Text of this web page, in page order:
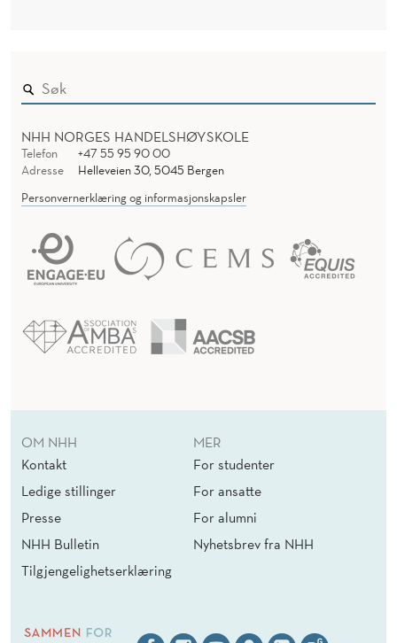
NHH NORGES HANDELSHØYSKOLE
Telefon
+47 55 95 90 00
Adresse
Helleveien 30, 5045 Bergen
Personvernerklæring og informasjonskapsler
OM NHH
Kontakt
Ledige stillinger
Presse
NHH Bulletin
Tilgjengelighetserklæring
MER
For studenter
For ansatte
For alumni
Nyhetsbrev fra NHH